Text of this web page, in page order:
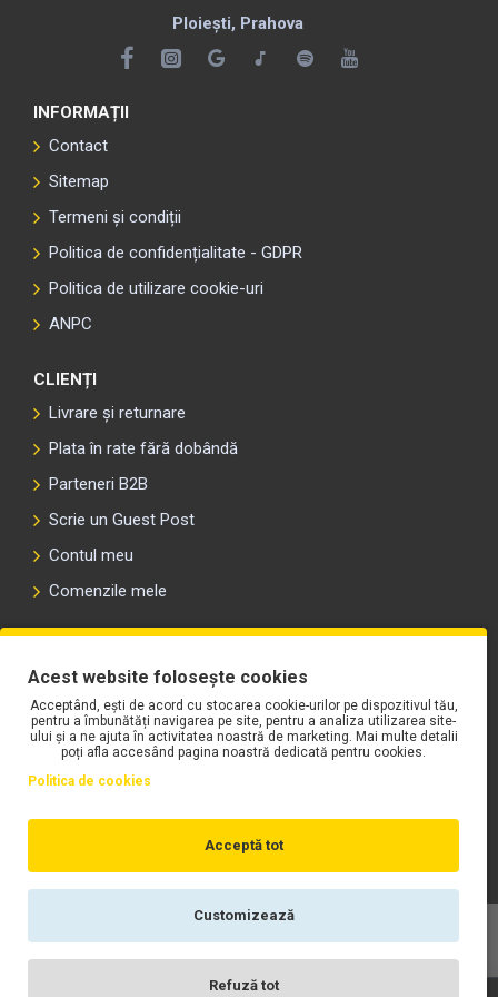
Ploiești, Prahova
INFORMAȚII
Contact
Sitemap
Termeni și condiții
Politica de confidențialitate - GDPR
Politica de utilizare cookie-uri
ANPC
CLIENȚI
Livrare și returnare
Plata în rate fără dobândă
Parteneri B2B
Scrie un Guest Post
Contul meu
Comenzile mele
Copyright © WORK Motors
Acest website folosește cookies
Acceptând, ești de acord cu stocarea cookie-urilor pe dispozitivul tău,
pentru a îmbunătăți navigarea pe site, pentru a analiza utilizarea site-
ului și a ne ajuta în activitatea noastră de marketing. Mai multe detalii
poți afla accesând pagina noastră dedicată pentru cookies.
Politica de cookies
Acceptă tot
Customizează
Refuză tot